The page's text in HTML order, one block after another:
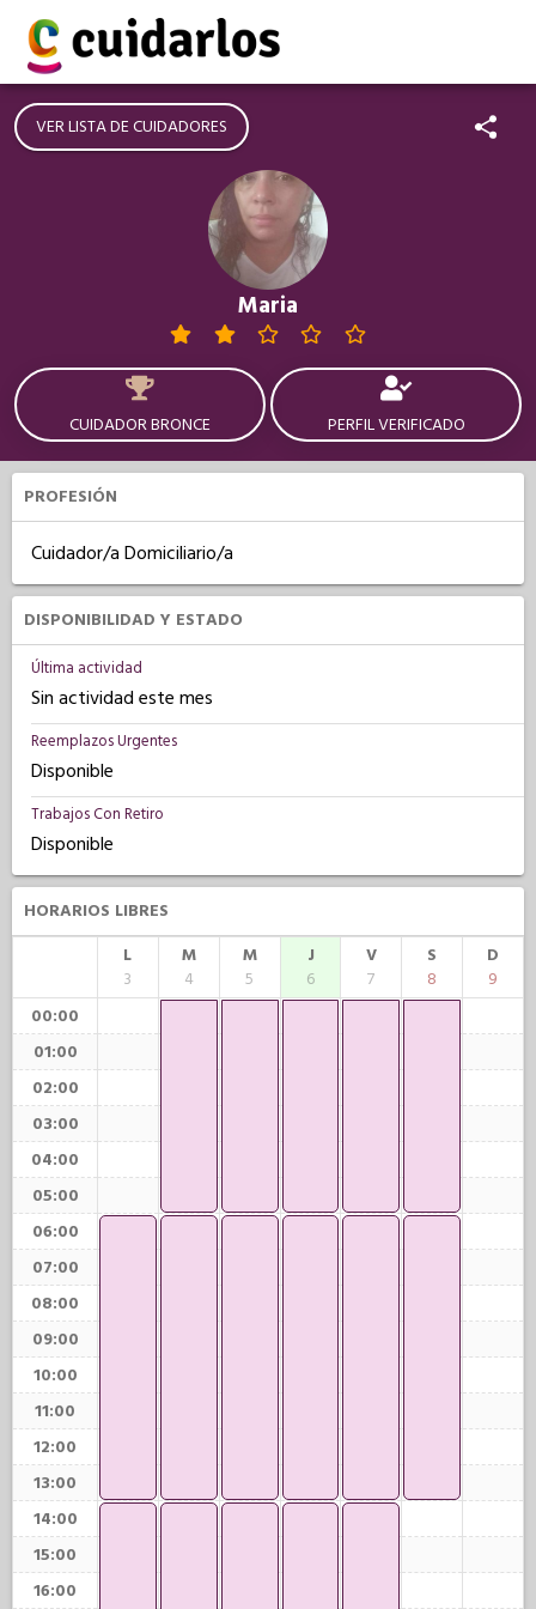
VER LISTA DE CUIDADORES
Maria
CUIDADOR BRONCE PERFIL VERIFICADO
PROFESIÓN
Cuidador/a Domiciliario/a
DISPONIBILIDAD Y ESTADO
Última actividad
Sin actividad este mes
Reemplazos Urgentes
Disponible
Trabajos Con Retiro
Disponible
HORARIOS LIBRES
L
3
M
4
M
5
J
6
V
7
S
8
D
9
00:00
01:00
02:00
03:00
04:00
05:00
06:00
07:00
08:00
09:00
10:00
11:00
12:00
13:00
14:00
15:00
16:00